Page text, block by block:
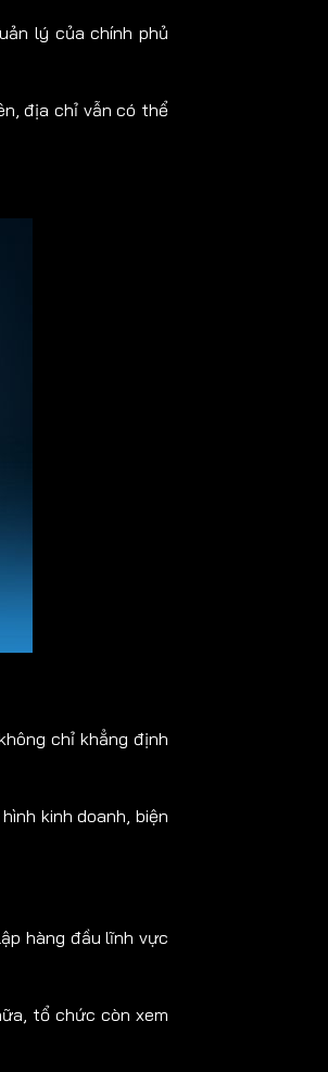
lý của chính phủ
địa chỉ vẫn có thể
chỉ khẳng định
kinh doanh, biện
hàng đầu lĩnh vực
tổ chức còn xem